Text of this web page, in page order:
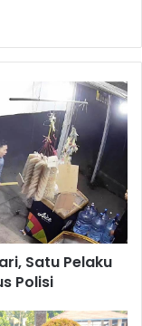
Satu Pelaku
Polisi